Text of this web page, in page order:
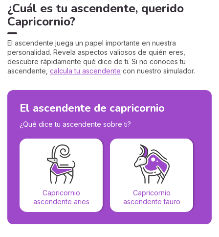
¿Cuál es tu ascendente, querido
Capricornio?
El ascendente juega un papel importante en nuestra
personalidad. Revela aspectos valiosos de quién eres,
descubre rápidamente qué dice de ti. Si no conoces tu
ascendente, calcula tu ascendente con nuestro simulador.
El ascendente de capricornio
¿Qué dice tu ascendente sobre ti?
Capricornio
ascendente aries
Capricornio
ascendente tauro